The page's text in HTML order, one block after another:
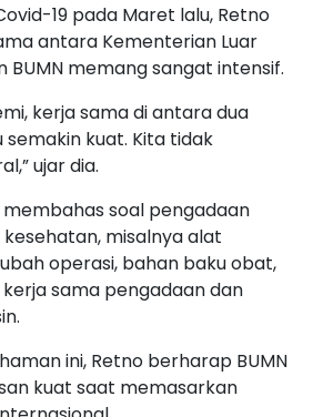
19 pada Maret lalu, Retno
antara Kementerian Luar
BUMN memang sangat intensif.
kerja sama di antara dua
kuat. Kita tidak
ujar dia.
soal pengadaan
misalnya alat
operasi, bahan baku obat,
sama pengadaan dan
ini, Retno berharap BUMN
kuat saat memasarkan